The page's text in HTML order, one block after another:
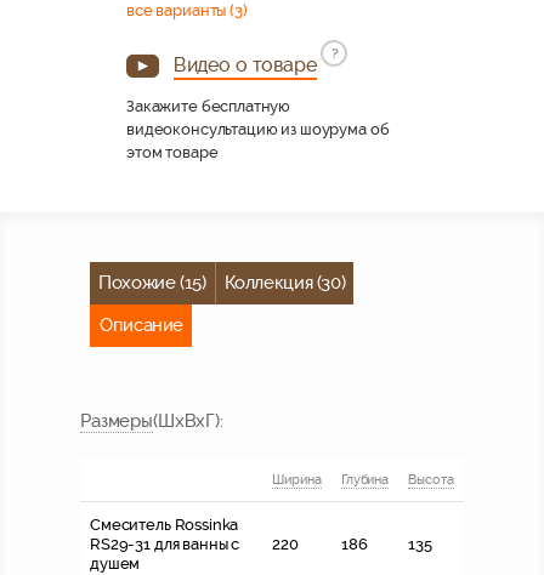
все варианты (3)
Видео о товаре
?
Закажите бесплатную
видеоконсультацию из шоурума об
этом товаре
Похожие (15)
Коллекция (30)
Описание
Размеры(ШхВхГ):
Ширина Глубина Высота
Смеситель Rossinka
RS29-31 для ванны с
душем
220 186 135